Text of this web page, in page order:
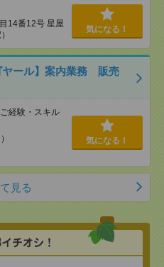
14番12号 星屋
気になる！
ヤール】案内業務 販売
経験・スキル
気になる！
見る